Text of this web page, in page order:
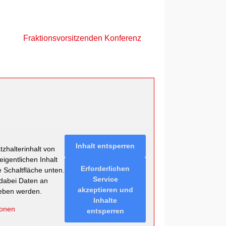
Fraktionsvorsitzenden Konferenz
von
Inhalt
unten.
Daten an
werden.
Inhalt entsperren
Erforderlichen
Service
akzeptieren und
Inhalte
entsperren